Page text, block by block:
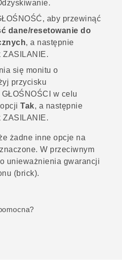
.
, aby przewinąć
dane/resetowanie do
, a następnie
ZASILANIE.
się monitu o
przycisku
w celu
Tak, a następnie
ZASILANIE.
żadne inne opcje na
W przeciwnym
unieważnienia gwarancji
(brick).